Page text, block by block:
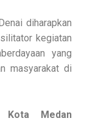
diharapkan
kegiatan
yang
masyarakat di
Kota Medan